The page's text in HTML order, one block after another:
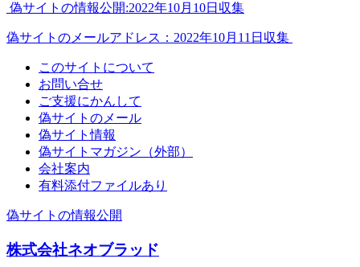
偽サイトの情報公開:2022年10月10日収集
偽サイトのメールアドレス：2022年10月11日収集
このサイトについて
お問い合せ
ご支援にかんして
偽サイトのメール
偽サイト情報
偽サイトマガジン（外部）
会社案内
有料添付ファイルあり
偽サイトの情報公開
株式会社ネオブラッド